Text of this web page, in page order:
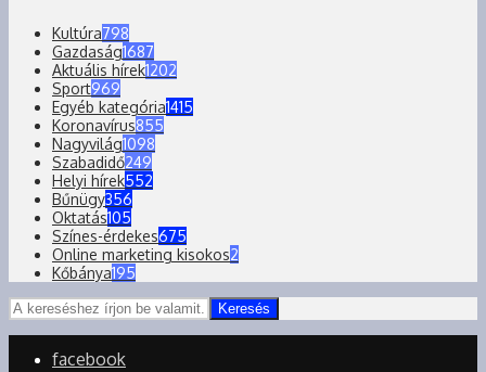
Kultúra798
Gazdaság1687
Aktuális hírek1202
Sport969
Egyéb kategória1415
Koronavírus855
Nagyvilág1098
Szabadidő249
Helyi hírek552
Bűnügy356
Oktatás105
Színes-érdekes675
Online marketing kisokos2
Kőbánya195
Keresés
facebook